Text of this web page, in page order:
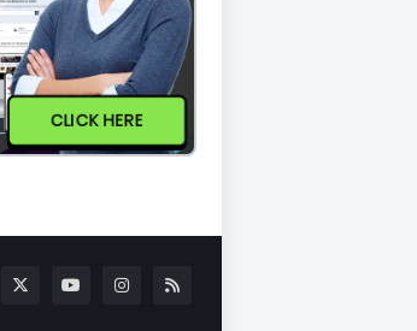
CLICK HERE